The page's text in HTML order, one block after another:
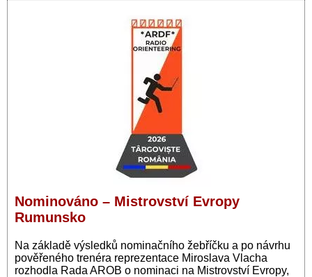
Nominováno – Mistrovství Evropy
Rumunsko
Na základě výsledků nominačního žebříčku a po návrhu
pověřeného trenéra reprezentace Miroslava Vlacha
rozhodla Rada AROB o nominaci na Mistrovství Evropy,